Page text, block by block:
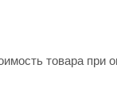
товара при